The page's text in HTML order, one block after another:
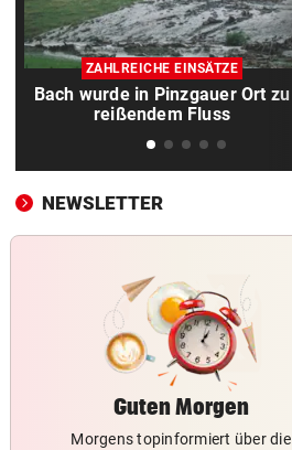
HIER IM TICKER vor
MotoGP: Sprintrennen in
Silverstone ab 17 Uhr LIVE
Entwarnung nach Brand:
Evakuierte dürfen zurück
SOMMERCUP 2026 LIVE: vor
Luzern im Finale!
HERZOG & CO. IN AKTION vor
LIVE: Legendentreffen! Rapid
gegen Werder Bremen
NACH WANDERUNG vor
ZAHLREICHE EINSÄTZE
Bach wurde in Pinzgauer Ort zu
reißendem Fluss
NEWSLETTER
Guten Morgen
Morgens topinformiert über die